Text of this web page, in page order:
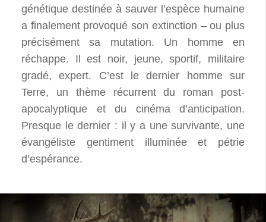
génétique destinée à sauver l’espèce humaine
a finalement provoqué son extinction – ou plus
précisément sa mutation. Un homme en
réchappe. Il est noir, jeune, sportif, militaire
gradé, expert. C’est le dernier homme sur
Terre, un thème récurrent du roman post-
apocalyptique et du cinéma d’anticipation.
Presque le dernier : il y a une survivante, une
évangéliste gentiment illuminée et pétrie
d’espérance.